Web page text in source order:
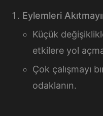
Eylemleri
Küçük
etkilere yol
Çok çalışmayı
odaklanın.